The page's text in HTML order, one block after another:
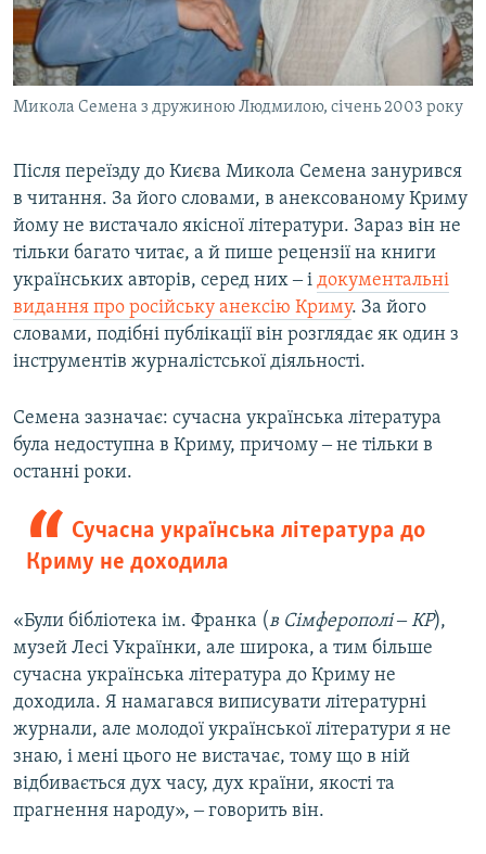
Микола Семена з дружиною Людмилою, січень 2003 року
Після переїзду до Києва Микола Семена занурився
в читання. За його словами, в анексованому Криму
йому не вистачало якісної літератури. Зараз він не
тільки багато читає, а й пише рецензії на книги
українських авторів, серед них ‒ і документальні
видання про російську анексію Криму. За його
словами, подібні публікації він розглядає як один з
інструментів журналістської діяльності.
Семена зазначає: сучасна українська література
була недоступна в Криму, причому ‒ не тільки в
останні роки.
Сучасна українська література до
Криму не доходила
«Були бібліотека ім. Франка (в Сімферополі ‒ КР),
музей Лесі Українки, але широка, а тим більше
сучасна українська література до Криму не
доходила. Я намагався виписувати літературні
журнали, але молодої української літератури я не
знаю, і мені цього не вистачає, тому що в ній
відбивається дух часу, дух країни, якості та
прагнення народу», ‒ говорить він.